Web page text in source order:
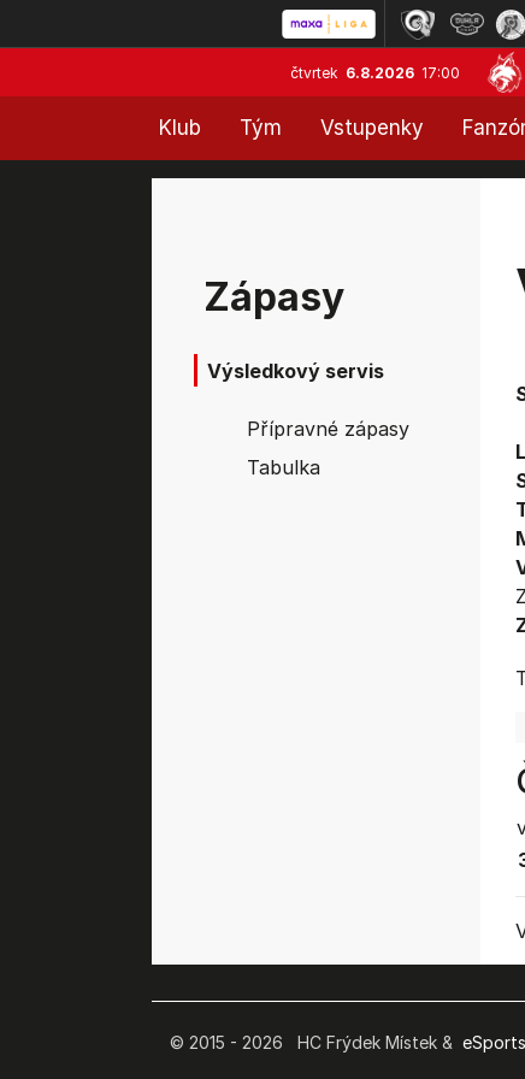
čtvrtek 6.8.2026 17:00
Klub Tým Vstupenky
Zápasy
Výsledkový servis
Přípravné zápasy
Tabulka
© 2015 - 2026 HC Frýdek Místek &